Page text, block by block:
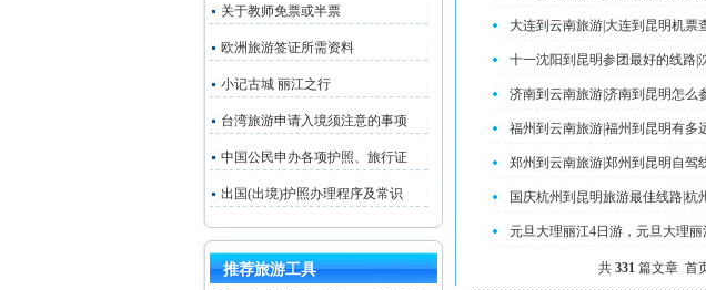
关于教师免票或半票
欧洲旅游签证所需资料
小记古城 丽江之行
台湾旅游申请入境须注意的事项
中国公民申办各项护照、旅行证
出国(出境)护照办理程序及常识
推荐旅游工具
大连到云南旅游|大连到昆明机票
十一沈阳到昆明参团最好的线路|
济南到云南旅游|济南到昆明怎么
福州到云南旅游|福州到昆明有多
郑州到云南旅游|郑州到昆明自驾
国庆杭州到昆明旅游最佳线路|杭
元旦大理丽江4日游，元旦大理丽
共 331篇文章 首